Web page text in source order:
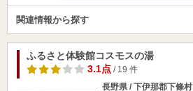
関連情報から探す
ふるさと体験館コスモスの湯
3.1点/ 19 件
長野県 / 下伊那郡下條村